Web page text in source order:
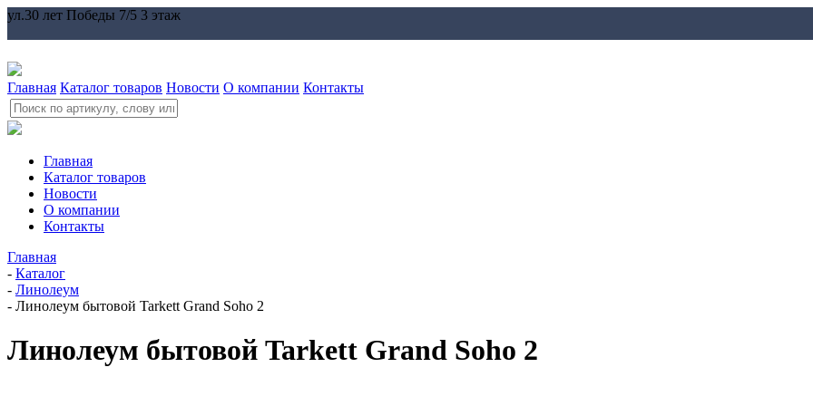
ул.30 лет Победы 7/5 3 этаж
Главная Каталог товаров Новости О компании Контакты
Главная
Каталог товаров
Новости
О компании
Контакты
Главная
- Каталог
- Линолеум
- Линолеум бытовой Tarkett Grand Soho 2
Линолеум бытовой Tarkett Grand Soho 2